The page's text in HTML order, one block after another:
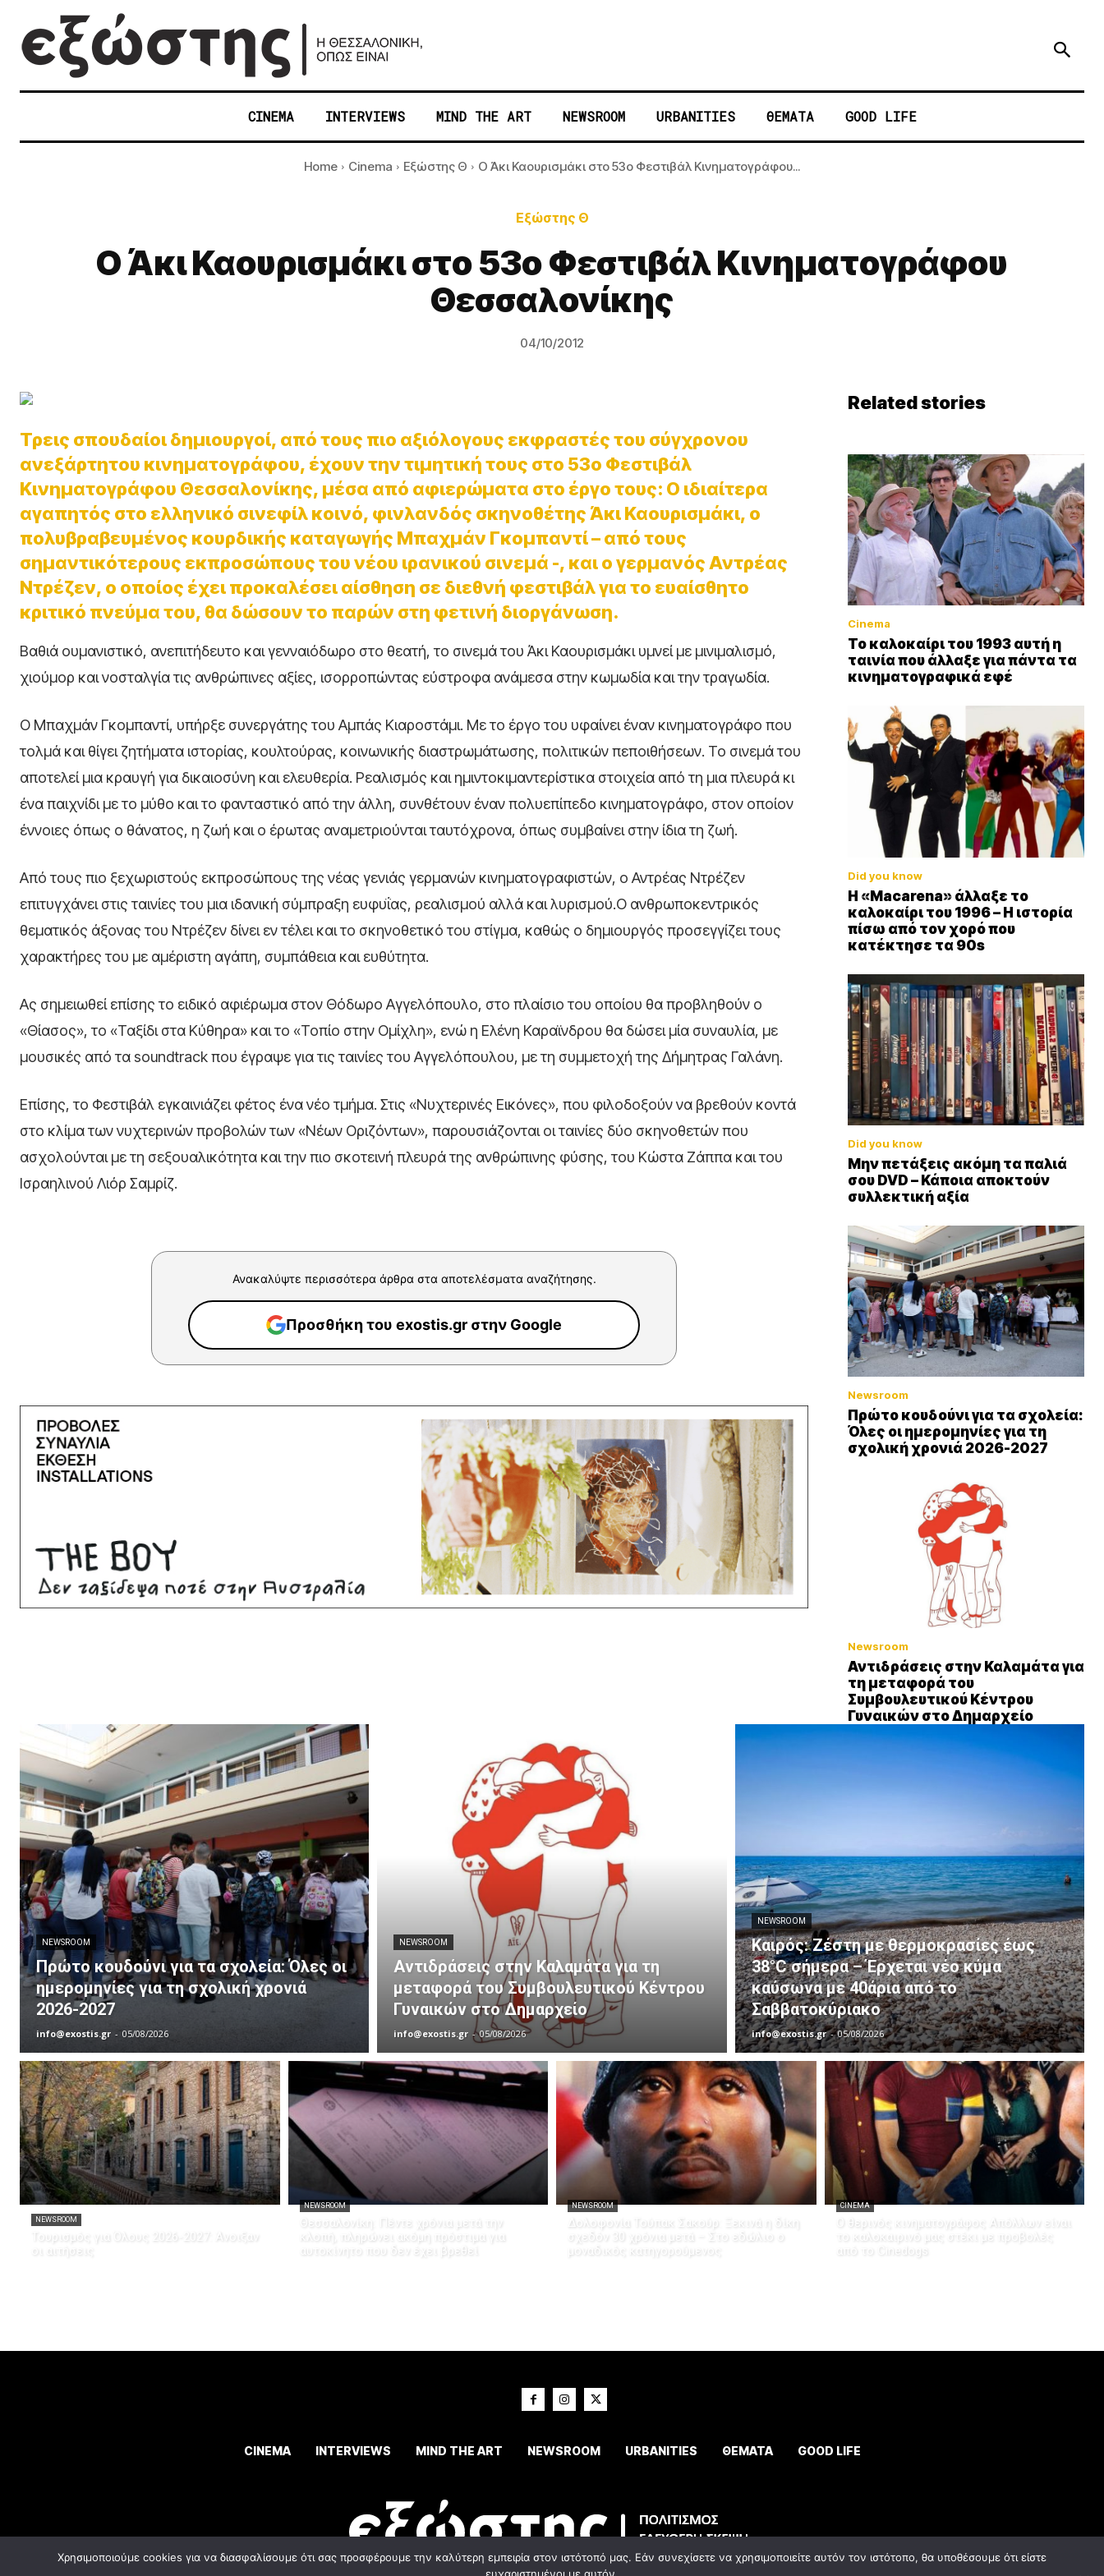
CINEMA INTERVIEWS MIND THE ART NEWSROOM URBANITIES ΘΕΜΑΤΑ GOOD LIFE
Home Cinema Εξώστης Θ Ο Άκι Καουρισμάκι στο 53ο Φεστιβάλ Κινηματογράφου...
Εξώστης Θ
Ο Άκι Καουρισμάκι στο 53ο Φεστιβάλ Κινηματογράφου
Θεσσαλονίκης
04/10/2012
Τρεις σπουδαίοι δημιουργοί, από τους πιο αξιόλογους εκφραστές του σύγχρονου
ανεξάρτητου κινηματογράφου, έχουν την τιμητική τους στο 53ο Φεστιβάλ
Κινηματογράφου Θεσσαλονίκης, μέσα από αφιερώματα στο έργο τους: Ο ιδιαίτερα
αγαπητός στο ελληνικό σινεφίλ κοινό, φινλανδός σκηνοθέτης Άκι Καουρισμάκι, ο
πολυβραβευμένος κουρδικής καταγωγής Μπαχμάν Γκομπαντί – από τους
σημαντικότερους εκπροσώπους του νέου ιρανικού σινεμά -, και ο γερμανός Αντρέας
Ντρέζεν, ο οποίος έχει προκαλέσει αίσθηση σε διεθνή φεστιβάλ για το ευαίσθητο
κριτικό πνεύμα του, θα δώσουν το παρών στη φετινή διοργάνωση.
Βαθιά ουμανιστικό, ανεπιτήδευτο και γενναιόδωρο στο θεατή, το σινεμά του Άκι Καουρισμάκι υμνεί με μινιμαλισμό,
χιούμορ και νοσταλγία τις ανθρώπινες αξίες, ισορροπώντας εύστροφα ανάμεσα στην κωμωδία και την τραγωδία.
Ο Μπαχμάν Γκομπαντί, υπήρξε συνεργάτης του Αμπάς Κιαροστάμι. Με το έργο του υφαίνει έναν κινηματογράφο που
τολμά και θίγει ζητήματα ιστορίας, κουλτούρας, κοινωνικής διαστρωμάτωσης, πολιτικών πεποιθήσεων. Το σινεμά του
αποτελεί μια κραυγή για δικαιοσύνη και ελευθερία. Ρεαλισμός και ημιντοκιμαντερίστικα στοιχεία από τη μια πλευρά κι
ένα παιχνίδι με το μύθο και το φανταστικό από την άλλη, συνθέτουν έναν πολυεπίπεδο κινηματογράφο, στον οποίον
έννοιες όπως ο θάνατος, η ζωή και ο έρωτας αναμετριούνται ταυτόχρονα, όπως συμβαίνει στην ίδια τη ζωή.
Από τους πιο ξεχωριστούς εκπροσώπους της νέας γενιάς γερμανών κινηματογραφιστών, o Αντρέας Ντρέζεν
επιτυγχάνει στις ταινίες του μια ιδανική σύμπραξη ευφυΐας, ρεαλισμού αλλά και λυρισμού.Ο ανθρωποκεντρικός
θεματικός άξονας του Ντρέζεν δίνει εν τέλει και το σκηνοθετικό του στίγμα, καθώς ο δημιουργός προσεγγίζει τους
χαρακτήρες του με αμέριστη αγάπη, συμπάθεια και ευθύτητα.
Ας σημειωθεί επίσης το ειδικό αφιέρωμα στον Θόδωρο Αγγελόπουλο, στο πλαίσιο του οποίου θα προβληθούν ο
«Θίασος», το «Ταξίδι στα Κύθηρα» και το «Τοπίο στην Ομίχλη», ενώ η Ελένη Καραϊνδρου θα δώσει μία συναυλία, με
μουσικές από τα soundtrack που έγραψε για τις ταινίες του Αγγελόπουλου, με τη συμμετοχή της Δήμητρας Γαλάνη.
Επίσης, το Φεστιβάλ εγκαινιάζει φέτος ένα νέο τμήμα. Στις «Νυχτερινές Εικόνες», που φιλοδοξούν να βρεθούν κοντά
στο κλίμα των νυχτερινών προβολών των «Νέων Οριζόντων», παρουσιάζονται οι ταινίες δύο σκηνοθετών που
ασχολούνται με τη σεξουαλικότητα και την πιο σκοτεινή πλευρά της ανθρώπινης φύσης, του Κώστα Ζάππα και του
Ισραηλινού Λιόρ Σαμρίζ.
Ανακαλύψτε περισσότερα άρθρα στα αποτελέσματα αναζήτησης.
Προσθήκη του exostis.gr στην Google
Related stories
Cinema
Το καλοκαίρι του 1993 αυτή η
ταινία που άλλαξε για πάντα τα
κινηματογραφικά εφέ
Did you know
Η «Macarena» άλλαξε το
καλοκαίρι του 1996 – Η ιστορία
πίσω από τον χορό που
κατέκτησε τα 90s
Did you know
Μην πετάξεις ακόμη τα παλιά
σου DVD – Κάποια αποκτούν
συλλεκτική αξία
Newsroom
Πρώτο κουδούνι για τα σχολεία:
Όλες οι ημερομηνίες για τη
σχολική χρονιά 2026-2027
Newsroom
Αντιδράσεις στην Καλαμάτα για
τη μεταφορά του
Συμβουλευτικού Κέντρου
Γυναικών στο Δημαρχείο
NEWSROOM
Πρώτο κουδούνι για τα σχολεία: Όλες οι
ημερομηνίες για τη σχολική χρονιά
2026-2027
info@exostis.gr - 05/08/2026
NEWSROOM
Αντιδράσεις στην Καλαμάτα για τη
μεταφορά του Συμβουλευτικού Κέντρου
Γυναικών στο Δημαρχείο
info@exostis.gr - 05/08/2026
NEWSROOM
Καιρός: Ζέστη με θερμοκρασίες έως
38°C σήμερα – Έρχεται νέο κύμα
καύσωνα με 40άρια από το
Σαββατοκύριακο
info@exostis.gr - 05/08/2026
NEWSROOM
Τουρισμός για Όλους 2026-2027: Άνοιξαν
οι αιτήσεις
NEWSROOM
Θεσσαλονίκη: Πέντε χρόνια μετά την
κλοπή, πληρώνει ακόμη πρόστιμα για
αυτοκίνητο που δεν έχει βρεθεί
NEWSROOM
Δολοφονία Τούπακ Σακούρ: Ξεκινά η δίκη
σχεδόν 30 χρόνια μετά – Στο εδώλιο ο
μοναδικός κατηγορούμενος
CINEMA
Ο θερινός κινηματογράφος Απόλλων είναι
το καλοκαιρινό μας στέκι με προβολές
από το Cinedogs
CINEMA INTERVIEWS MIND THE ART NEWSROOM URBANITIES ΘΕΜΑΤΑ GOOD LIFE
Χρησιμοποιούμε cookies για να διασφαλίσουμε ότι σας προσφέρουμε την καλύτερη εμπειρία στον ιστότοπό μας. Εάν συνεχίσετε να χρησιμοποιείτε αυτόν τον ιστότοπο, θα υποθέσουμε ότι είστε